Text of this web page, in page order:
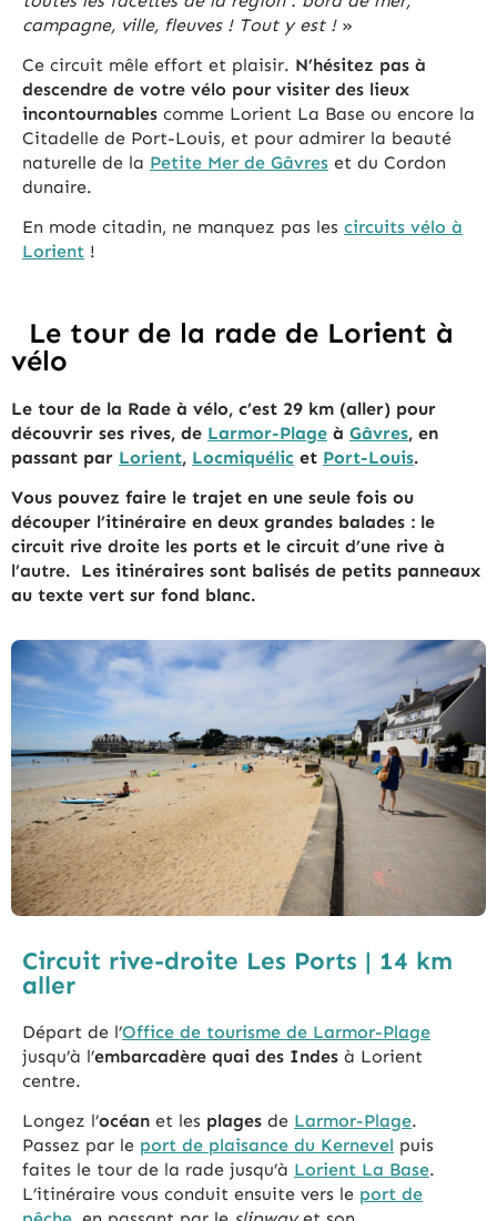
campagne, ville, fleuves ! Tout y est !»
Ce circuit mêle effort et plaisir. N’hésitez pas à
descendre de votre vélo pour visiter des lieux
incontournables comme Lorient La Base ou encore la
Citadelle de Port-Louis, et pour admirer la beauté
naturelle de la Petite Mer de Gâvres et du Cordon
dunaire.
En mode citadin, ne manquez pas les circuits vélo à
Lorient !
Le tour de la rade de Lorient à
vélo​
Le tour de la Rade à vélo, c’est 29 km (aller) pour
découvrir ses rives, de Larmor-Plage à Gâvres, en
passant par Lorient, Locmiquélic et Port-Louis.
Vous pouvez faire le trajet en une seule fois ou
découper l’itinéraire en deux grandes balades : le
circuit rive droite les ports et le circuit d’une rive à
l’autre. Les itinéraires sont balisés de petits panneaux
au texte vert sur fond blanc.
Circuit rive-droite Les Ports | 14 km
aller
Départ de l’Office de tourisme de Larmor-Plage
jusqu’à l’embarcadère quai des Indes à Lorient
centre.
Longez l’océan et les plages de Larmor-Plage.
Passez par le port de plaisance du Kernevel puis
faites le tour de la rade jusqu’à Lorient La Base.
L’itinéraire vous conduit ensuite vers le port de